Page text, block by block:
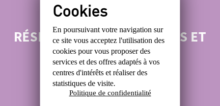
ROMAIN : 06 47 48 30 88
RÉSERVATIONS ANTIQUITÉS ET
BROCANTES
ALEXIS : 06 31 99 49 05
En poursuivant votre navigation sur
ce sitevous acceptez l'utilisation des
cookiespour vous proposer des
services et des offresadaptés à vos
centres d'intérêts et réaliserdes
statistiques de visite.
Politique de confidentialité